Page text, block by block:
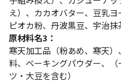
え）、カカオバター、豆乳
ピオカ粉、丹波黒豆、宇治抹
原材料名3：
寒天加工品（粉あめ、寒天
料、ベーキングパウダー、
ツ・大豆を含む）